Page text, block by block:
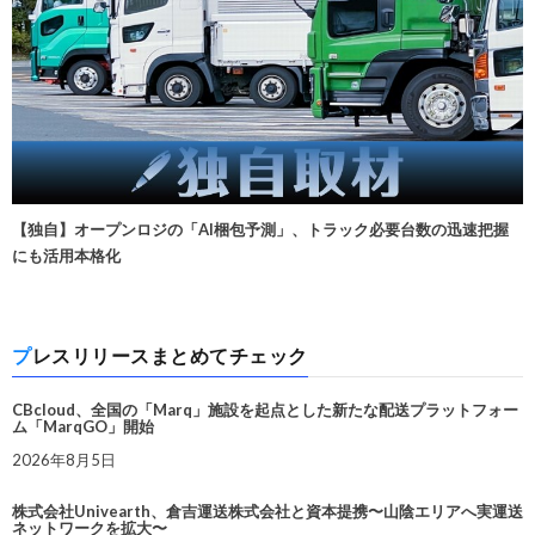
【独自】オープンロジの「AI梱包予測」、トラック必要台数の迅速把握
にも活用本格化
プレスリリースまとめてチェック
CBcloud、全国の「Marq」施設を起点とした新たな配送プラットフォー
ム「MarqGO」開始
2026年8月5日
株式会社Univearth、倉吉運送株式会社と資本提携〜山陰エリアへ実運送
ネットワークを拡大〜